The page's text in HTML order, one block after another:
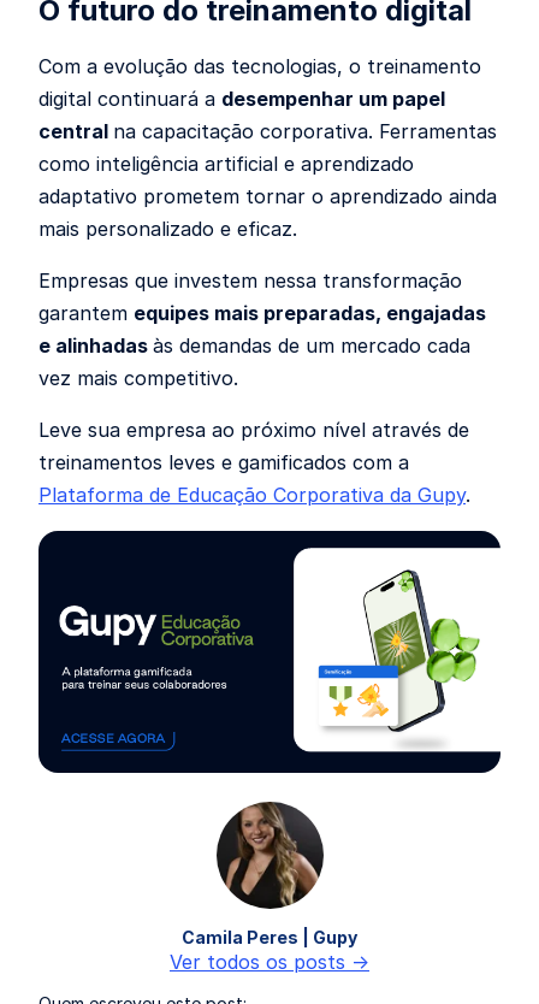
O futuro do treinamento digital
Com a evolução das tecnologias, o treinamento
digital continuará a desempenhar um papel
central na capacitação corporativa. Ferramentas
como inteligência artificial e aprendizado
adaptativo prometem tornar o aprendizado ainda
mais personalizado e eficaz.
Empresas que investem nessa transformação
garantem equipes mais preparadas, engajadas
e alinhadas às demandas de um mercado cada
vez mais competitivo.
Leve sua empresa ao próximo nível através de
treinamentos leves e gamificados com a
Plataforma de Educação Corporativa da Gupy.
Camila Peres | Gupy
Ver todos os posts ->